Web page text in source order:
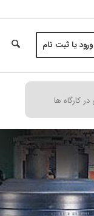
ورود یا ثبت نام
کارگاه ها